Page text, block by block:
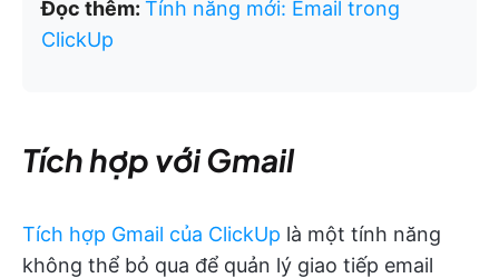
Đọc thêm: Tính năng mới: Email trong
ClickUp
Tích hợp với Gmail
Tích hợp Gmail của ClickUp là một tính năng
không thể bỏ qua để quản lý giao tiếp email